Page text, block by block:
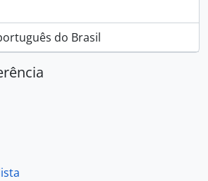
do Brasil